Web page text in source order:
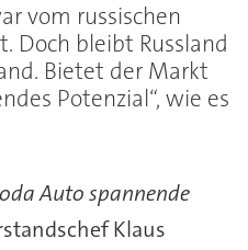
vom russischen
Doch bleibt Russland
Bietet der Markt
Potenzial“, wie es
Auto spannende
Klaus